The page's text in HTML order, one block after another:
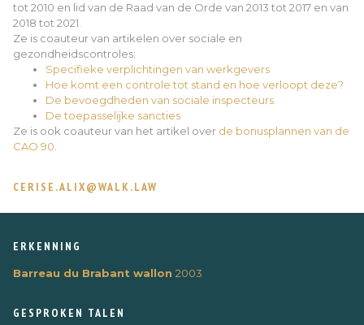
tot 2010 en lid van de Raad van de Orde van 2013 tot 2017 en van
2018 tot 2021.
Ze is coauteur van artikelen over sociale en
gezondheidscontroles:
Specifieke verplichtingen van werkgevers
Hoe komt een controle tot stand en hoe verloopt deze?
De bevoegdheden van sociale inspecteurs
De toepasselijke sancties
Ze is ook coauteur van het artikel over de bonusplannen van de
CAO 90
CERISE.ALIX@WALK.LAW
ERKENNING
Barreau du Brabant wallon 2003
GESPROKEN TALEN